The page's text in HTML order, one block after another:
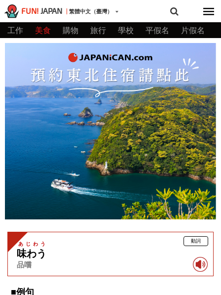
FUN! JAPAN 繁體中文（臺灣）
工作 美食 購物 旅行 學校 平假名 片假名
味わう
あじわう
品嚐
動詞
■例句